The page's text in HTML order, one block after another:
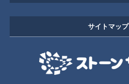
サイトマップ
HOME
新着情報